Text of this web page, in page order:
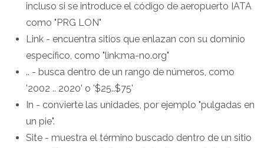
incluso si se introduce el código de aeropuerto IATA
como "PRG LON"
Link - encuentra sitios que enlazan con su dominio
específico, como "link:ma-no.org"
.. - busca dentro de un rango de números, como
'2002 .. 2020' o '$25..$75'
In - convierte las unidades, por ejemplo "pulgadas en
un pie".
Site - muestra el término buscado dentro de un sitio